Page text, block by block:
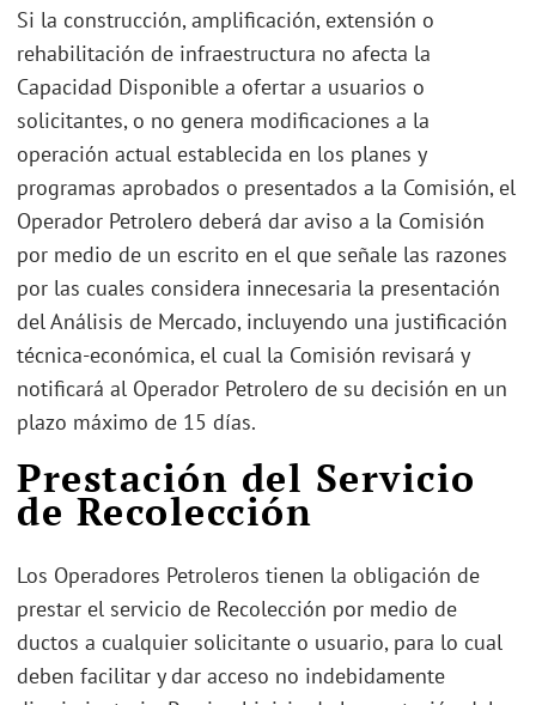
Si la construcción, amplificación, extensión o
rehabilitación de infraestructura no afecta la
Capacidad Disponible a ofertar a usuarios o
solicitantes, o no genera modificaciones a la
operación actual establecida en los planes y
programas aprobados o presentados a la Comisión, el
Operador Petrolero deberá dar aviso a la Comisión
por medio de un escrito en el que señale las razones
por las cuales considera innecesaria la presentación
del Análisis de Mercado, incluyendo una justificación
técnica-económica, el cual la Comisión revisará y
notificará al Operador Petrolero de su decisión en un
plazo máximo de 15 días.
Prestación del Servicio
de Recolección
Los Operadores Petroleros tienen la obligación de
prestar el servicio de Recolección por medio de
ductos a cualquier solicitante o usuario, para lo cual
deben facilitar y dar acceso no indebidamente